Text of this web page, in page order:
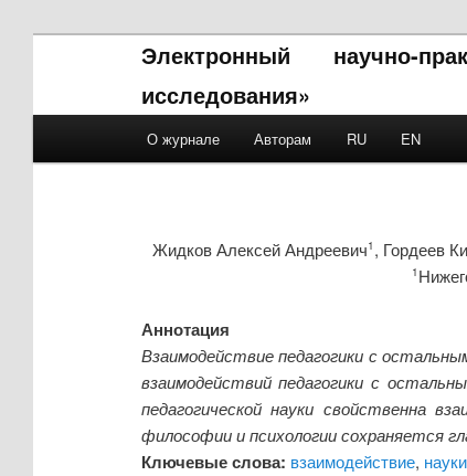
Электронный научно-
исследования»
Skip to primary content
Skip to secondary content
О журнале Авторам RU EN
Жидков Алексей Андреевич1 , Гордеев
1
Аннотация
Взаимодействие педагогики с
взаимодействий педагогики с
педагогической науки свойственна
философии и психологии сохраняется
Ключевые слова: взаимодействие, науки